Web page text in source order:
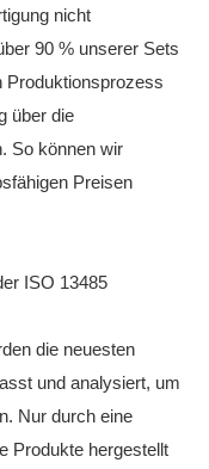
nicht
90 % unserer Sets
Produktionsprozess
über die
So können wir
Preisen
ISO 13485
die neuesten
und analysiert, um
Nur durch eine
Produkte hergestellt